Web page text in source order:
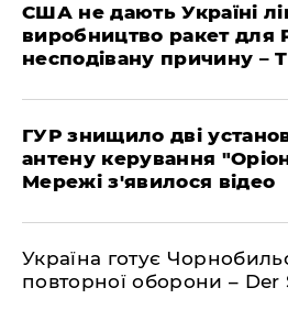
США не дають Україні
виробництво ракет для
несподівану причину –
ГУР знищило дві
антену керування
Мережі з'явилося відео
Україна готує
повторної оборони – Der